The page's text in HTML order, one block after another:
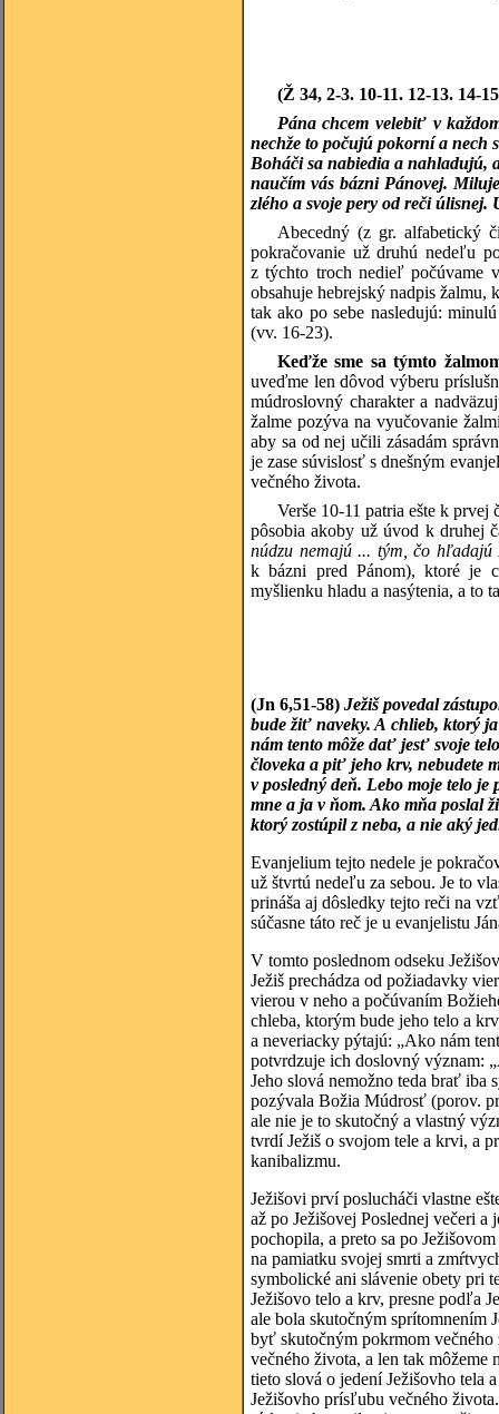
(Ž 34, 2-3. 10-11. 12-13. 14-
Pána chcem velebiť v
nechže to počujú pokorní a nech
Boháči sa nabiedia a
naučím vás bázni Pánovej.
zlého a svoje pery od reči
Abecedný (z gr. alfabetický
pokračovanie už druhú nedeľu
z týchto troch nedieľ počúvame
obsahuje hebrejský nadpis žalmu,
tak ako po sebe nasledujú:
(vv. 16-23).
Keďže sme sa týmto
uveďme len dôvod výberu
múdroslovný charakter a
žalme pozýva na vyučovanie
aby sa od nej učili zásadám
je zase súvislosť s dnešným
večného života.
Verše 10-11 patria ešte k
pôsobia akoby už úvod k druhej
núdzu nemajú ... tým, čo
k bázni pred Pánom), ktoré je
myšlienku hladu a nasýtenia, a to
(Jn 6,51-58) Ježiš povedal
bude žiť naveky. A chlieb, ktorý
nám tento môže dať jesť svoje
človeka a piť jeho krv, nebudete
v posledný deň. Lebo moje telo
mne a ja v ňom. Ako mňa poslal
ktorý zostúpil z neba, a nie aký
Evanjelium tejto nedele je
už štvrtú nedeľu za sebou. Je to
prináša aj dôsledky tejto reči na
súčasne táto reč je u evanjelistu
V tomto poslednom odseku
Ježiš prechádza od požiadavky
vierou v neho a počúvaním
chleba, ktorým bude jeho telo a
a neveriacky pýtajú: „Ako nám
potvrdzuje ich doslovný význam:
Jeho slová nemožno teda brať iba
pozývala Božia Múdrosť (porov.
ale nie je to skutočný a vlastný
tvrdí Ježiš o svojom tele a krvi, a
kanibalizmu.
Ježišovi prví poslucháči vlastne
až po Ježišovej Poslednej večeri
pochopila, a preto sa po
na pamiatku svojej smrti a
symbolické ani slávenie obety pri
Ježišovo telo a krv, presne podľa
ale bola skutočným sprítomnením
byť skutočným pokrmom večného
večného života, a len tak
tieto slová o jedení Ježišovho tela
Ježišovho prísľubu večného